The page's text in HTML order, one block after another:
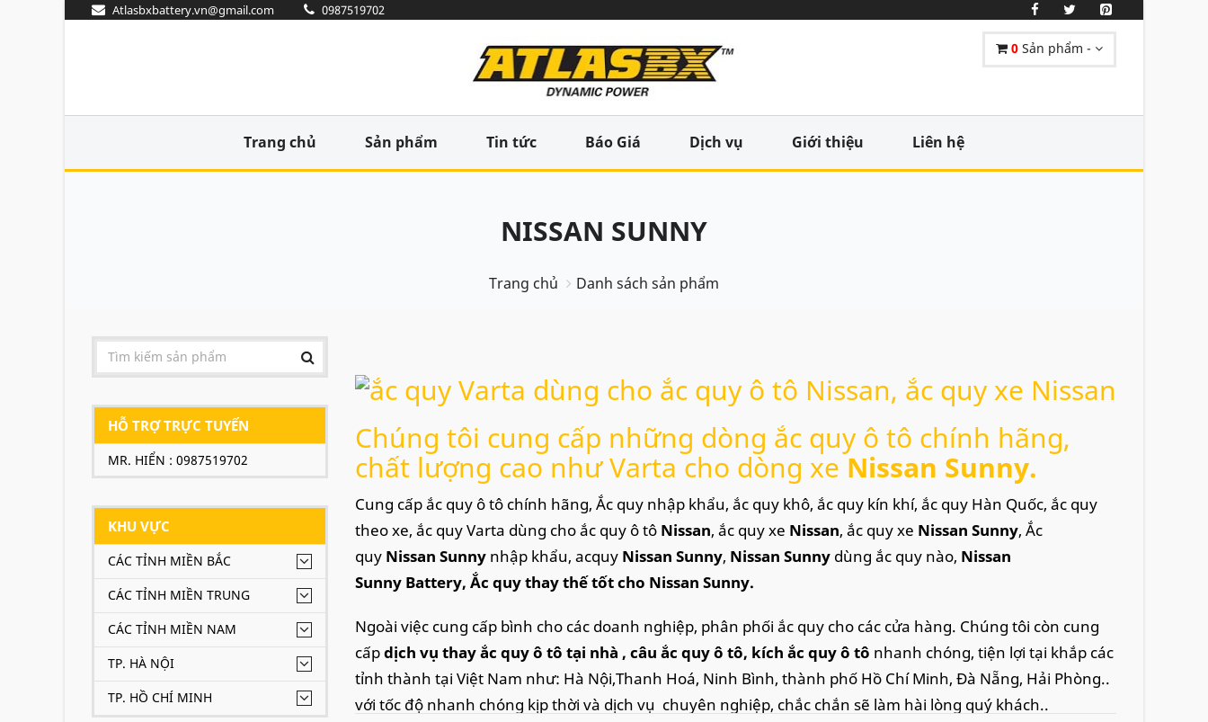
Atlasbxbattery.vn@gmail.com 0987519702
0 Sản phẩm -
Trang chủ Sản phẩm Tin tức Báo Giá Dịch vụ Giới thiệu Liên hệ
NISSAN SUNNY
Trang chủ Danh sách sản phẩm
HỖ TRỢ TRỰC TUYẾN
MR. HIỂN : 0987519702
KHU VỰC
CÁC TỈNH MIỀN BẮC
CÁC TỈNH MIỀN TRUNG
CÁC TỈNH MIỀN NAM
TP. HÀ NỘI
TP. HỒ CHÍ MINH
Chúng tôi cung cấp những dòng ắc quy ô tô chính hãng,
chất lượng cao như Varta cho dòng xe Nissan Sunny.
Cung cấp ắc quy ô tô chính hãng, Ắc quy nhập khẩu, ắc quy khô, ắc quy kín khí, ắc quy Hàn Quốc, ắc quy
theo xe, ắc quy Varta dùng cho ắc quy ô tô Nissan, ắc quy xe Nissan, ắc quy xe Nissan Sunny, Ắc
quy Nissan Sunny nhập khẩu, acquy Nissan Sunny, Nissan Sunny dùng ắc quy nào, Nissan
Sunny Battery, Ắc quy thay thế tốt cho Nissan Sunny.
Ngoài việc cung cấp bình cho các doanh nghiệp, phân phối ắc quy cho các cửa hàng. Chúng tôi còn cung
cấpdịch vụ thay ắc quy ô tô tại nhà , câu ắc quy ô tô, kích ắc quy ô tô nhanh chóng, tiện lợi tại khắp các
tỉnh thành tại Việt Nam như: Hà Nội,Thanh Hoá, Ninh Bình, thành phố Hồ Chí Minh, Đà Nẵng, Hải Phòng..
với tốc độ nhanh chóng kịp thời và dịch vụ chuyên nghiệp, chắc chắn sẽ làm hài lòng quý khách..